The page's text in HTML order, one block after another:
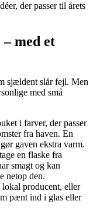
der passer til årets
med et
sjældent slår fejl. Men
med små
i farver, der passer
fra haven. En
gaven ekstra varm.
en flaske fra
smagt og kan
netop den.
producent, eller
pænt ind i glas eller